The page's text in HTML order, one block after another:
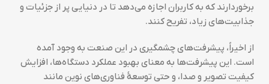
برخوردارند که به کاربران اجازه می‌دهد تا در دنیایی پر از جزئیات و
جذابیت‌های زیاد، تفریح کنند.
از اخیراً، پیشرفت‌های چشمگیری در این صنعت به وجود آمده
است. این پیشرفت‌ها به معنای بهبود عملکرد دستگاه‌ها، افزایش
کیفیت تصویر و صدا، و حتی توسعهٔ فناوری‌های نوین مانند